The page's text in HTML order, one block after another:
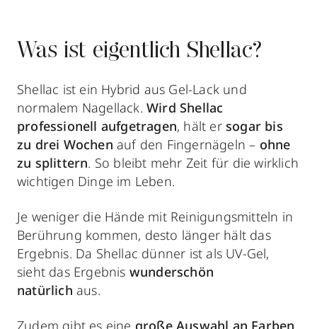
Was ist eigentlich Shellac?
Shellac ist ein Hybrid aus Gel-Lack und
normalem Nagellack. Wird Shellac
professionell aufgetragen, hält er sogar bis
zu drei Wochen auf den Fingernägeln – ohne
zu splittern. So bleibt mehr Zeit für die wirklich
wichtigen Dinge im Leben.
Je weniger die Hände mit Reinigungsmitteln in
Berührung kommen, desto länger hält das
Ergebnis. Da Shellac dünner ist als UV-Gel,
sieht das Ergebnis wunderschön
natürlich aus.
Zudem gibt es eine große Auswahl an Farben.